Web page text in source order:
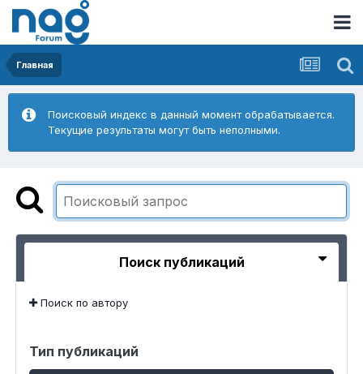
Главная
Поисковый индекс в данный момент обрабатывается.
Текущие результаты могут быть неполными.
Поиск публикаций
Поиск по автору
Тип публикаций